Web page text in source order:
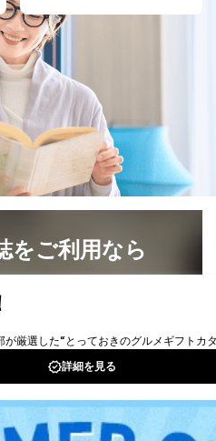
、総務などの雇用管理等のた
商品配送のため
企業及びお客様がご購入され
品の発売元企業からのｅメー
による商品、
ビス、キャンペーン等の広告
するご案内のため
のサービス利用状況の把握お
その分析のため
上のため
他当社のプライバシーポリシ
にて公表する利用目的達成の
～5については保有個人デ
利用目的であり、下記4.の
ていただきます。
ートナー（提携企業）様又は
いただきますようお願い致し
について
をご利用なら
で読み放題！
FOR IOS
FOR ANDROID